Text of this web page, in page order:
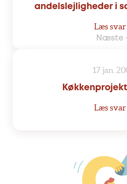
andelslejligheder i
Læs
Næste
17 jan.
Læs